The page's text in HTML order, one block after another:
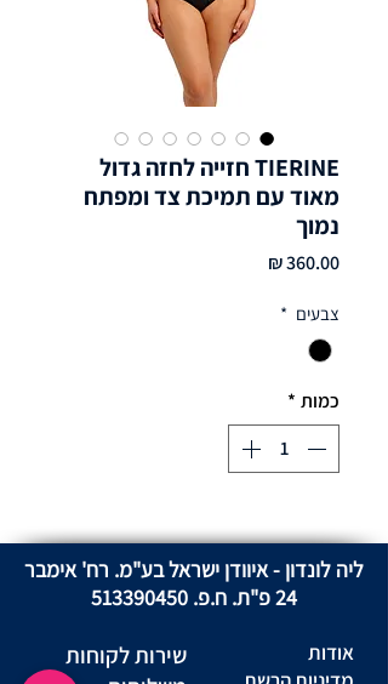
TIERINE חזייה לחזה גדול
מאוד עם תמיכת צד ומפתח
נמוך
צבעים *
כמות *
ליה לונדון - איוודן ישראל בע"מ. רח' אימבר
24 פ"ת. ח.פ.
513390450
שירות לקוחות
אודות